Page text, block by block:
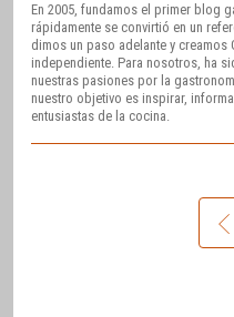
En 2005, fundamos el primer blog
rápidamente se convirtió en un
dimos un paso adelante y creamos
independiente. Para nosotros, ha
nuestras pasiones por la
nuestro objetivo es inspirar,
entusiastas de la cocina.